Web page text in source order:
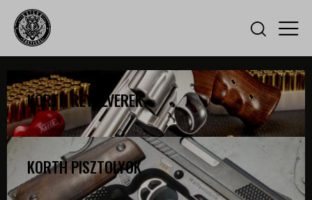
KORTH REVOLVEREK
KORTH PISZTOLYOK